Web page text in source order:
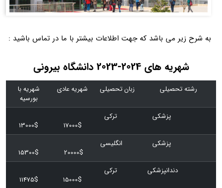
به شرح زیر می باشد که جهت اطلاعات بیشتر با ما در تماس باشید :
شهریه های 2024-2023 دانشگاه بیرونی
رشته تحصیلی زبان تحصیلی شهریه عادی
شهریه با
بورسیه
پزشکی
ترکی
17000$
13000$
پزشکی
انگلیسی
20000$
15300$
دندانپزشکی
ترکی
15000$
11475$